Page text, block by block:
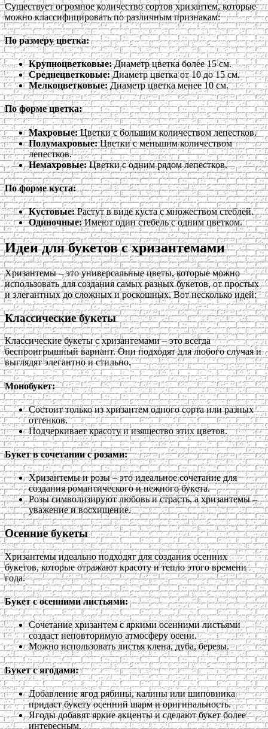
Существует огромное количество сортов хризантем, которые
можно классифицировать по различным признакам:
По размеру цветка:
Крупноцветковые:Диаметр цветка более 15 см.
Среднецветковые:Диаметр цветка от 10 до 15 см.
Мелкоцветковые:Диаметр цветка менее 10 см.
По форме цветка:
Махровые:Цветки с большим количеством лепестков.
Полумахровые:Цветки с меньшим количеством
лепестков.
Немахровые:Цветки с одним рядом лепестков.
По форме куста:
Кустовые:Растут в виде куста с множеством стеблей.
Одиночные:Имеют один стебель с одним цветком.
Идеи для букетов с хризантемами
Хризантемы – это универсальные цветы, которые можно
использовать для создания самых разных букетов, от простых
и элегантных до сложных и роскошных. Вот несколько идей:
Классические букеты
Классические букеты с хризантемами – это всегда
беспроигрышный вариант. Они подходят для любого случая и
выглядят элегантно и стильно.
Монобукет:
Состоит только из хризантем одного сорта или разных
оттенков.
Подчеркивает красоту и изящество этих цветов.
Букет в сочетании с розами:
Хризантемы и розы – это идеальное сочетание для
создания романтического и нежного букета.
Розы символизируют любовь и страсть, а хризантемы –
уважение и восхищение.
Осенние букеты
Хризантемы идеально подходят для создания осенних
букетов, которые отражают красоту и тепло этого времени
года.
Букет с осенними листьями:
Сочетание хризантем с яркими осенними листьями
создаст неповторимую атмосферу осени.
Можно использовать листья клена, дуба, березы.
Букет с ягодами:
Добавление ягод рябины, калины или шиповника
придаст букету осенний шарм и оригинальность.
Ягоды добавят яркие акценты и сделают букет более
интересным.